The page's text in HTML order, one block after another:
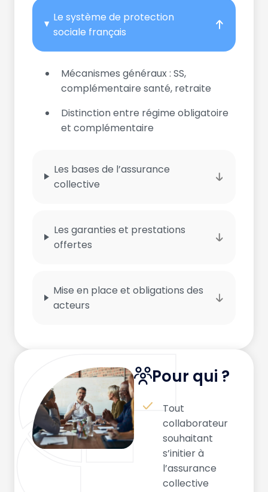
Le système de protection
sociale français
Mécanismes généraux : SS,
complémentaire santé, retraite
Distinction entre régime obligatoire
et complémentaire
Les bases de l’assurance
collective
Les garanties et prestations
offertes
Mise en place et obligations des
acteurs
Pour qui ?
Tout
collaborateur
souhaitant
s’initier à
l’assurance
collective